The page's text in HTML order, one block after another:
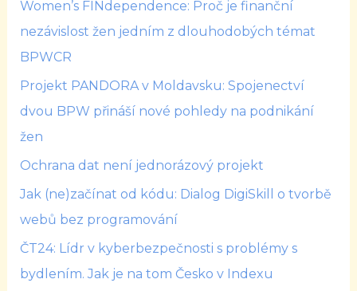
Women’s FINdependence: Proč je finanční
nezávislost žen jedním z dlouhodobých témat
BPWCR
Projekt PANDORA v Moldavsku: Spojenectví
dvou BPW přináší nové pohledy na podnikání
žen
Ochrana dat není jednorázový projekt
Jak (ne)začínat od kódu: Dialog DigiSkill o tvorbě
webů bez programování
ČT24: Lídr v kyberbezpečnosti s problémy s
bydlením. Jak je na tom Česko v Indexu